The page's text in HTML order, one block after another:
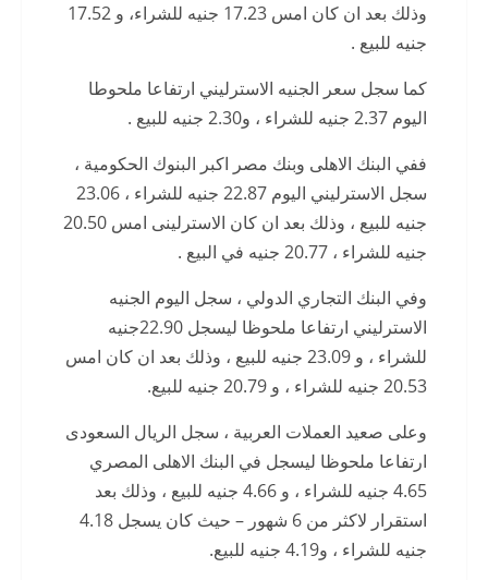
وذلك بعد ان كان امس 17.23 جنيه للشراء، و 17.52
جنيه للبيع .
كما سجل سعر الجنيه الاسترليني ارتفاعا ملحوطا
اليوم 2.37 جنيه للشراء ، و2.30 جنيه للبيع .
ففي البنك الاهلى وبنك مصر اكبر البنوك الحكومية ،
سجل الاسترليني اليوم 22.87 جنيه للشراء ، 23.06
جنيه للبيع ، وذلك بعد ان كان الاسترلينى امس 20.50
جنيه للشراء ، 20.77 جنيه في البيع .
وفي البنك التجاري الدولي ، سجل اليوم الجنيه
الاسترليني ارتفاعا ملحوظا ليسجل 22.90جنيه
للشراء ، و 23.09 جنيه للبيع ، وذلك بعد ان كان امس
20.53 جنيه للشراء ، و 20.79 جنيه للبيع.
وعلى صعيد العملات العربية ، سجل الريال السعودى
ارتفاعا ملحوظا ليسجل في البنك الاهلى المصري
4.65 جنيه للشراء ، و 4.66 جنيه للبيع ، وذلك بعد
استقرار لاكثر من 6 شهور – حيث كان يسجل 4.18
جنيه للشراء ، و4.19 جنيه للبيع.